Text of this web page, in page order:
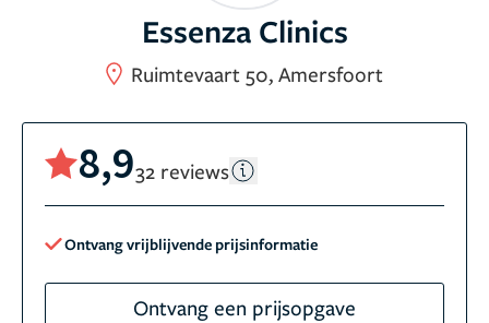
Essenza Clinics
Ruimtevaart 50, Amersfoort
8,932 reviews
Ontvang vrijblijvende prijsinformatie
Ontvang een prijsopgave